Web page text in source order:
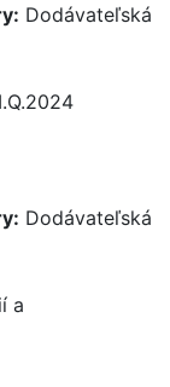
Dodávateľská
Dodávateľská
a